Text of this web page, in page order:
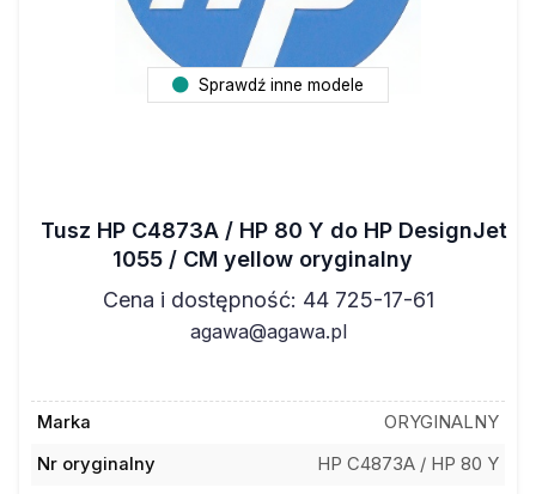
Sprawdź inne modele
Tusz HP C4873A / HP 80 Y do HP DesignJet
1055 / CM yellow oryginalny
Cena i dostępność: 44 725-17-61
agawa@agawa.pl
Marka
ORYGINALNY
Nr oryginalny
HP C4873A / HP 80 Y